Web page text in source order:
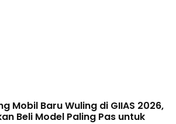
Mobil Baru Wuling di GIIAS 2026,
Beli Model Paling Pas untuk